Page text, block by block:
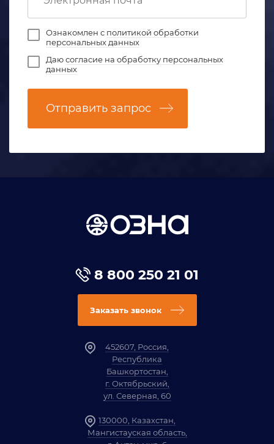
Ознакомлен с политикой обработки
персональных данных
Даюсогласие на обработку персональных
данных
Отправить запрос
8 800 250 21 01
Заказать звонок
452607, Россия,
Республика
Башкортостан,
г. Октябрьский,
ул. Северная, 60
130000, Казахстан,
Мангистауская область,